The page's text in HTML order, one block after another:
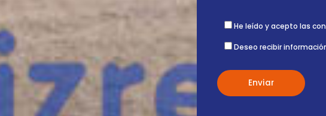
He leído y acepto las
Deseo recibir